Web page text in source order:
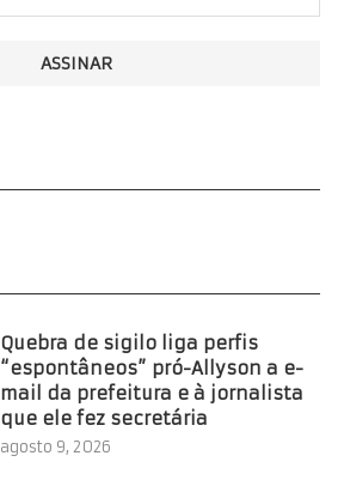
Quebra de sigilo liga perfis
“espontâneos” pró-Allyson a e-
mail da prefeitura e à jornalista
que ele fez secretária
agosto 9, 2026